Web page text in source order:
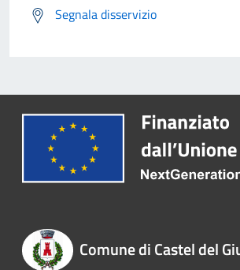
Segnala disservizio
Comune di Castel del